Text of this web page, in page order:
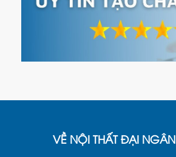
VỀ NỘI THẤT ĐẠI NGÂN